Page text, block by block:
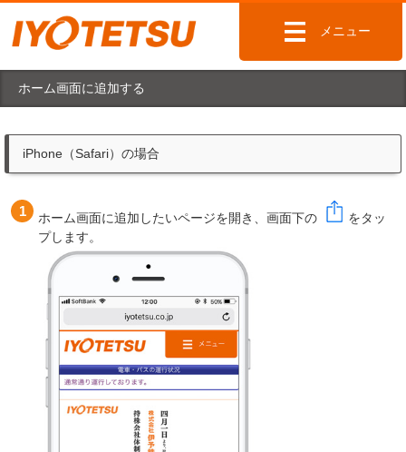
メニュー
ホーム画面に追加する
iPhone（Safari）の場合
ホーム画面に追加したいページを開き、画面下の
をタッ
プします。